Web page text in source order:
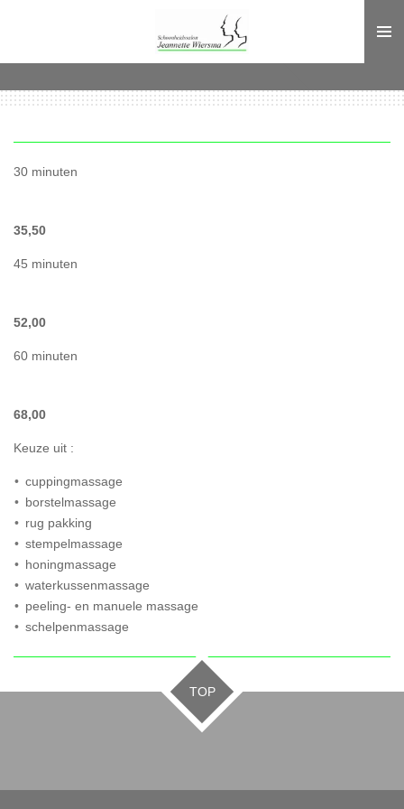
hoofdinhoud
30 minuten
35,50
45 minuten
52,00
60 minuten
68,00
Keuze uit :
cuppingmassage
borstelmassage
rug pakking
stempelmassage
honingmassage
waterkussenmassage
peeling- en manuele massage
schelpenmassage
TOP